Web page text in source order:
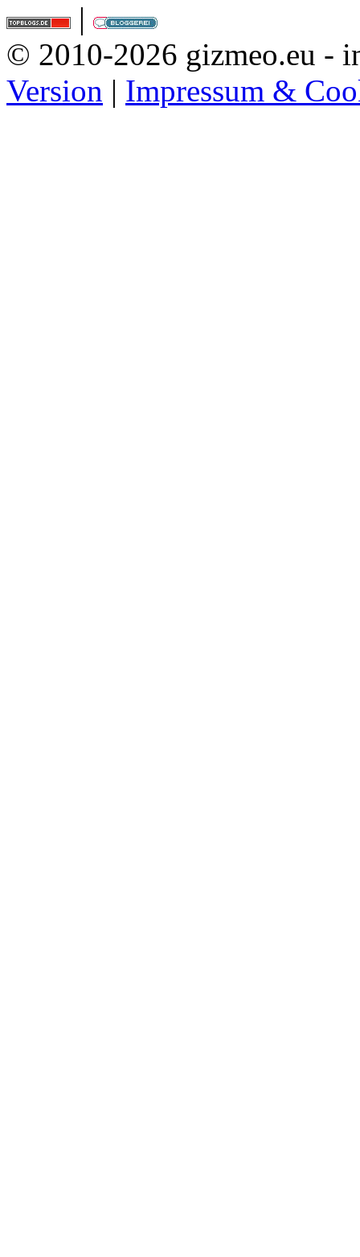
|
© 2010-2026 gizmeo.eu -
Version | Impressum &